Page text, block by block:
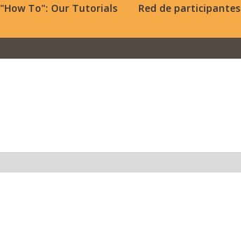
"How To": Our Tutorials Red de participantes